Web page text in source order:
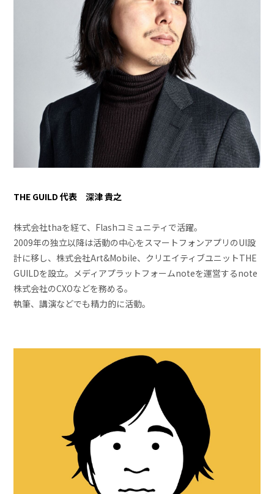
THE GUILD 代表 深津 貴之
株式会社thaを経て、Flashコミュニティで活躍。
2009年の独立以降は活動の中心をスマートフォンアプリのUI設
計に移し、株式会社Art&Mobile、クリエイティブユニットTHE
GUILDを設立。メディアプラットフォームnoteを運営するnote
株式会社のCXOなどを務める。
執筆、講演などでも精力的に活動。